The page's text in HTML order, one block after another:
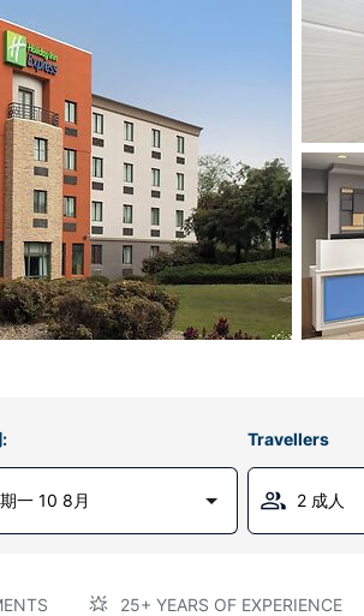
一 10 8月
Travellers
2 成人
25+ YEARS OF EXPERIENCE